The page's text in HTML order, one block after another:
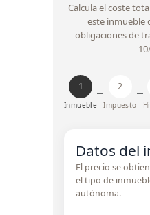
Calcula el coste
este inmueble
obligaciones de
1
Inmueble
2
Impuesto
Datos del
El precio se
el tipo de
autónoma.